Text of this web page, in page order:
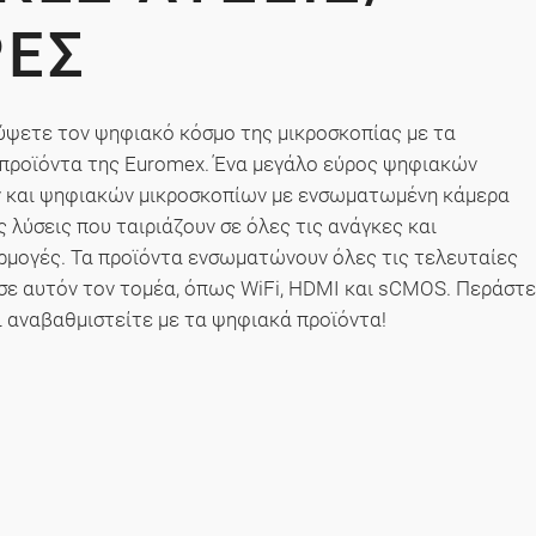
τον ψηφιακό κόσμο της μικροσκοπίας με τα
της Euromex. Ένα μεγάλο εύρος ψηφιακών
ψηφιακών μικροσκοπίων με ενσωματωμένη κάμερα
που ταιριάζουν σε όλες τις ανάγκες και
Τα προϊόντα ενσωματώνουν όλες τις τελευταίες
αυτόν τον τομέα, όπως WiFi, HDMI και sCMOS. Περάστε
με τα ψηφιακά προϊόντα!